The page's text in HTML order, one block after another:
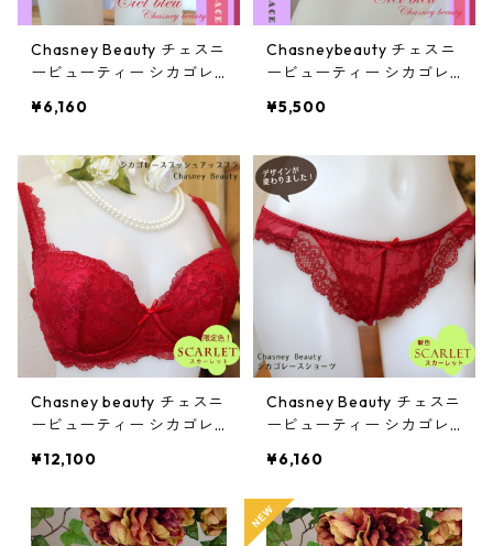
Chasney Beauty チェスニ
ービューティー シカゴレ
al87082ca
¥6,160
Chasneybeauty チェスニ
ービューティー シカゴレ
al87029ca
¥5,500
Chasney beauty チェスニ
ービューティー シカゴレ
3re
¥12,100
Chasney Beauty チェスニ
ービューティー シカゴレ
ト)al87082re
¥6,160